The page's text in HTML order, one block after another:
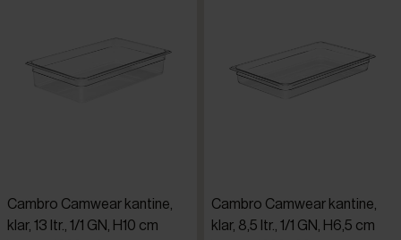
Cambro Camwear kantine,
klar, 13 ltr., 1/1 GN, H10 cm
Cambro Camwear kantine,
klar, 8,5 ltr., 1/1 GN, H6,5 cm